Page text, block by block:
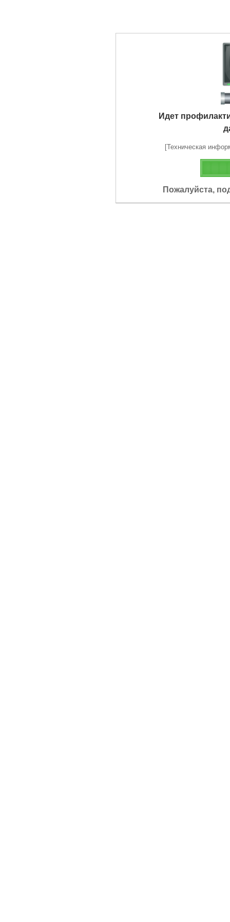
Идет
[Техническая
Пожалуйста,